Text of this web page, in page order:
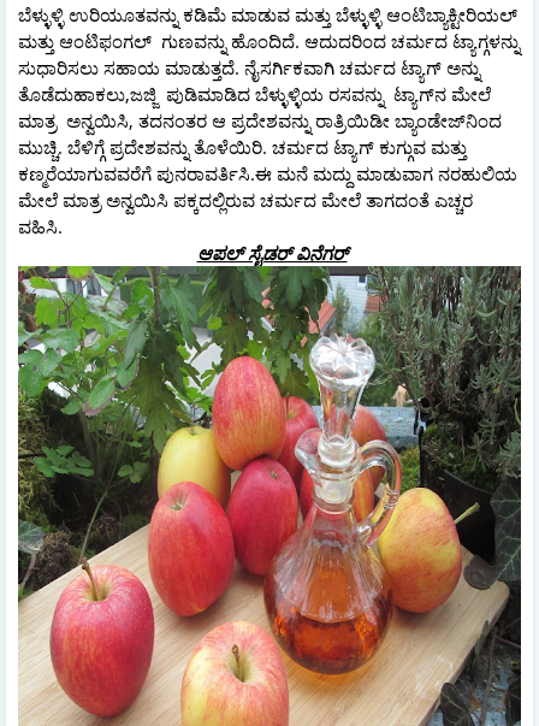
ಬೆಳ್ಳುಳ್ಳಿ ಉರಿಯೂತವನ್ನು ಕಡಿಮೆ ಮಾಡುವ ಮತ್ತು ಬೆಳ್ಳುಳ್ಳಿ ಆಂಟಿಬ್ಯಾಕ್ಟೀರಿಯಲ್
ಮತ್ತು ಆಂಟಿಫಂಗಲ್ ಗುಣವನ್ನು ಹೊಂದಿದೆ. ಆದುದರಿಂದ ಚರ್ಮದ ಟ್ಯಾಗ್ಗಳನ್ನು
ಸುಧಾರಿಸಲು ಸಹಾಯ ಮಾಡುತ್ತದೆ. ನೈಸರ್ಗಿಕವಾಗಿ ಚರ್ಮದ ಟ್ಯಾಗ್ ಅನ್ನು
ತೊಡೆದುಹಾಕಲು,ಜಜ್ಜಿ ಪುಡಿಮಾಡಿದ ಬೆಳ್ಳುಳ್ಳಿಯ ರಸವನ್ನು ಟ್ಯಾಗ್‌ನ ಮೇಲೆ
ಮಾತ್ರ ಅನ್ವಯಿಸಿ, ತದನಂತರ ಆ ಪ್ರದೇಶವನ್ನು ರಾತ್ರಿಯಿಡೀ ಬ್ಯಾಂಡೇಜ್‌ನಿಂದ
ಮುಚ್ಚಿ. ಬೆಳಿಗ್ಗೆ ಪ್ರದೇಶವನ್ನು ತೊಳೆಯಿರಿ. ಚರ್ಮದ ಟ್ಯಾಗ್ ಕುಗ್ಗುವ ಮತ್ತು
ಕಣ್ಮರೆಯಾಗುವವರೆಗೆ ಪುನರಾವರ್ತಿಸಿ.ಈ ಮನೆ ಮದ್ದು ಮಾಡುವಾಗ ನರಹುಲಿಯ
ಮೇಲೆ ಮಾತ್ರ ಅನ್ವಯಿಸಿ ಪಕ್ಕದಲ್ಲಿರುವ ಚರ್ಮದ ಮೇಲೆ ತಾಗದಂತೆ ಎಚ್ಚರ
ವಹಿಸಿ.
ಆಪಲ್ ಸೈಡರ್ ವಿನೆಗರ್‌